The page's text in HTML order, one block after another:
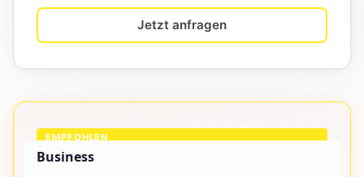
Jetzt anfragen
EMPFOHLEN
Business